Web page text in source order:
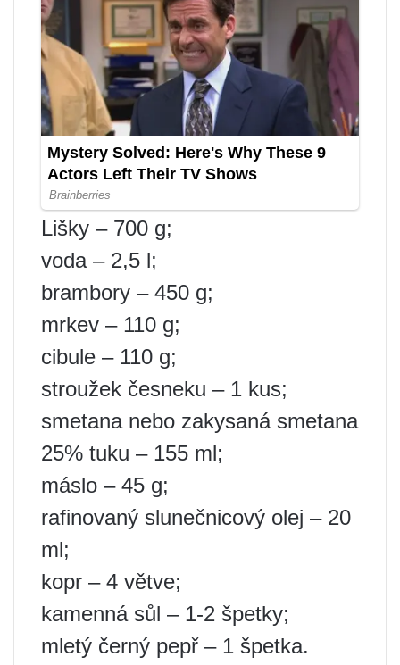
Lišky – 700 g;
voda – 2,5 l;
brambory – 450 g;
mrkev – 110 g;
cibule – 110 g;
stroužek česneku – 1 kus;
smetana nebo zakysaná smetana
25% tuku – 155 ml;
máslo – 45 g;
rafinovaný slunečnicový olej – 20
ml;
kopr – 4 větve;
kamenná sůl – 1-2 špetky;
mletý černý pepř – 1 špetka.